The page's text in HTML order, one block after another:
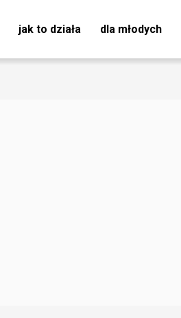
jak to działa dla młodych